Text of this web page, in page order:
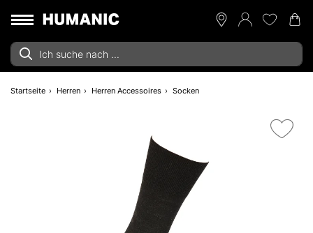
Startseite Herren Herren Accessoires Socken